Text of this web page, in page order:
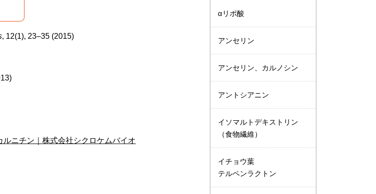
, 12(1), 23–35 (2015)
ニチン｜株式会社シクロケムバイオ
αリポ酸
アンセリン
アンセリン、カルノシン
アントシアニン
イソマルトデキストリン
（食物繊維）
イチョウ葉
テルペンラクトン